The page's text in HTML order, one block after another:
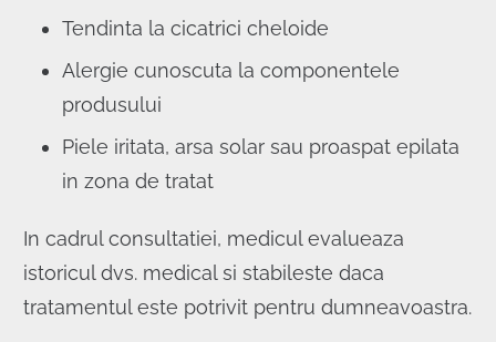
Tendinta la cicatrici cheloide
Alergie cunoscuta la componentele
produsului
Piele iritata, arsa solar sau proaspat epilata
in zona de tratat
In cadrul consultatiei, medicul evalueaza
istoricul dvs. medical si stabileste daca
tratamentul este potrivit pentru dumneavoastra.